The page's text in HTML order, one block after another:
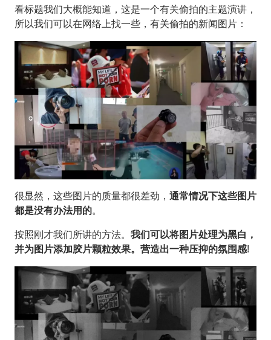
看标题我们大概能知道，这是一个有关偷拍的主题演讲，
所以我们可以在网络上找一些，有关偷拍的新闻图片：
很显然，这些图片的质量都很差劲， 通常情况下这些图片
都是没有办法用的。
按照刚才我们所讲的方法。 我们可以将图片处理为黑白，
并为图片添加胶片颗粒效果。营造出一种压抑的氛围感!